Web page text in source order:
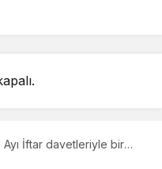
Ayı İftar davetleriyle bir